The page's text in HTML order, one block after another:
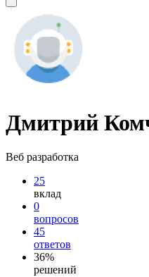
Дмитрий
Веб разработка
25
вклад
0
вопросов
45
ответов
36%
решений